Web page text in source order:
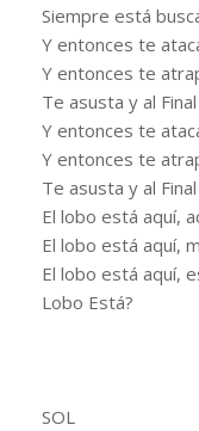
Siempre está
Y entonces te
Y entonces te
Te asusta y al
Y entonces te
Y entonces te
Te asusta y al
El lobo está aquí,
El lobo está aquí,
El lobo está aquí,
Lobo Está?
SOL